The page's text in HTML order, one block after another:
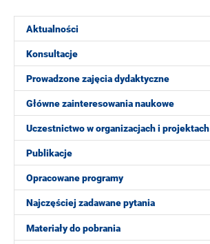
Aktualności
Konsultacje
Prowadzone zajęcia dydaktyczne
Główne zainteresowania naukowe
Uczestnictwo w organizacjach i projektach
Publikacje
Opracowane programy
Najczęściej zadawane pytania
Materiały do pobrania